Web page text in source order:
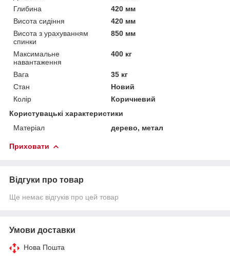
Глибина
420 мм
Висота сидіння
420 мм
Висота з урахуванням
спинки
850 мм
Максимальне
навантаження
400 кг
Вага
35 кг
Стан
Новий
Колір
Коричневий
Користувацькі характеристики
Матеріал
дерево, метал
Приховати
Відгуки про товар
Ще немає відгуків про цей товар
Умови доставки
Нова Пошта